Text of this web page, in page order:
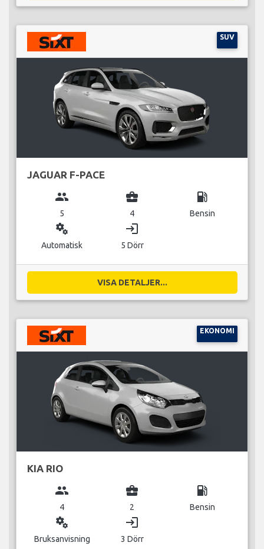
SUV
JAGUAR F-PACE
group
5
business_center
4
local_gas_station
Bensin
miscellaneous_services
Automatisk
login
5 Dörr
VISA DETALJER...
EKONOMI
KIA RIO
group
4
business_center
2
local_gas_station
Bensin
miscellaneous_services
Bruksanvisning
login
3 Dörr